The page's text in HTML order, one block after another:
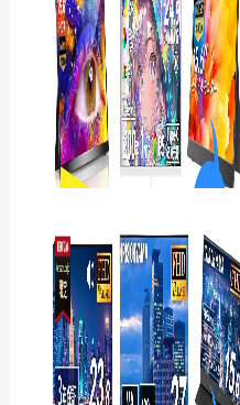
ED270W0bmiipxをレ
ビュー｜240Hzの滑らかさ
と湾曲画…
iiyama ProLite
XB3294UHSCP-B1Jレ
ビュー 31.5型4KとU…